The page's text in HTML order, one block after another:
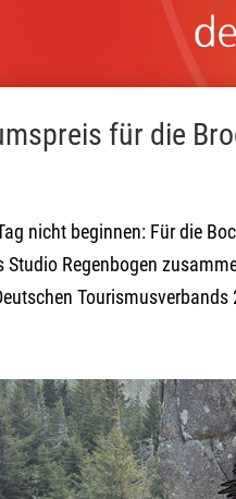
für die
nicht beginnen: Für die
Regenbogen